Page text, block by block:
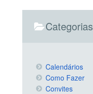
Categorias
Calendários
Como Fazer
Convites